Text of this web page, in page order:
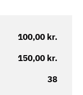
100,00 kr.
150,00 kr.
38